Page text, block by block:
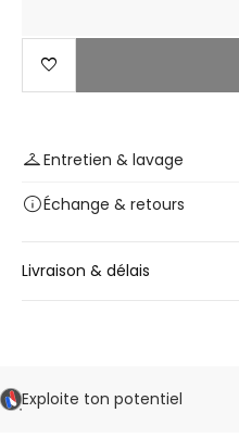
favorite
checkroomEntretien & lavage
infoÉchange & retours
Livraison & délais
Exploite ton potentiel